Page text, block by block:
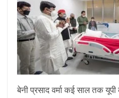
बेनी प्रसाद वर्मा कई साल तक